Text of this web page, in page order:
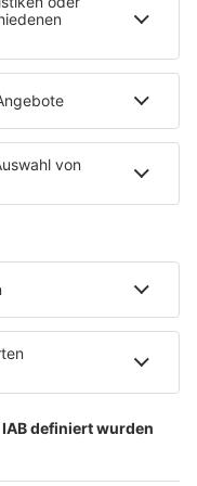
Fahrradparkhaus
Klinik bietet es
auf dem …